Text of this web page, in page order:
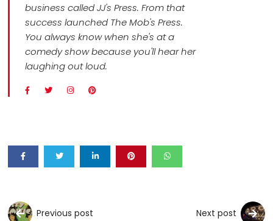
business called JJ's Press. From that
success launched The Mob's Press.
You always know when she's at a
comedy show because you'll hear her
laughing out loud.
Previous post Next post